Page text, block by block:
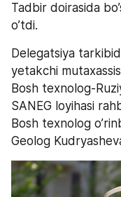
Tadbir doirasida
o’tdi.
Delegatsiya
yetakchi
Bosh texnolog-
SANEG loyihasi
Bosh texnolog
Geolog